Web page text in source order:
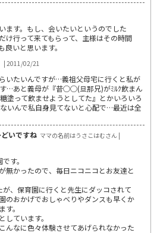
ます。もし、会いたいというのでした
け行って来てもらって、主様はその時間
いと思います。
| 2011/02/21
いたいんですが…義祖父母宅に行くと私が
…あと義母が『昔○○(旦那兄)がﾐﾙｸ飲まん
塗って飲ませようとしてた』とかいろいろ
いんで私自身見てないと心配で…最近は全
いですね ママの名前はうさこはむさん |
す。
無かったので、毎日ニコニコとお友達と
、保育園に行くと先生にダッコされて
のおかげでおしゃべりやダンスも早くか
す。
しています。
んなに色々体験させてあげられなかった